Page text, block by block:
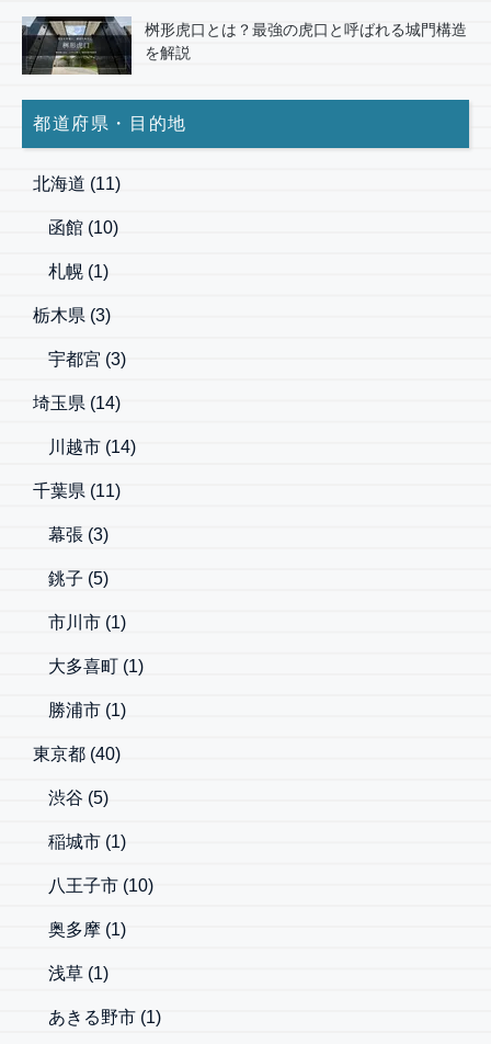
桝形虎口とは？最強の虎口と呼ばれる城門構造
を解説
都道府県・目的地
北海道 (11)
函館 (10)
札幌 (1)
栃木県 (3)
宇都宮 (3)
埼玉県 (14)
川越市 (14)
千葉県 (11)
幕張 (3)
銚子 (5)
市川市 (1)
大多喜町 (1)
勝浦市 (1)
東京都 (40)
渋谷 (5)
稲城市 (1)
八王子市 (10)
奥多摩 (1)
浅草 (1)
あきる野市 (1)